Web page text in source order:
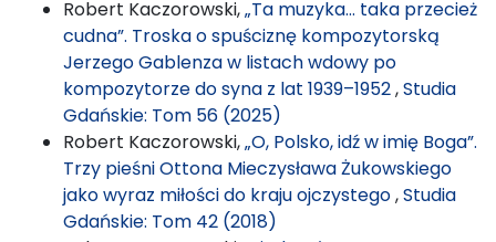
Robert Kaczorowski,„Ta muzyka… taka przecież
cudna”. Troska o spuściznę kompozytorską
Jerzego Gablenza w listach wdowy po
kompozytorze do syna z lat 1939–1952,Studia
Gdańskie: Tom 56 (2025)
Robert Kaczorowski,„O, Polsko, idź w imię Boga”.
Trzy pieśni Ottona Mieczysława Żukowskiego
jako wyraz miłości do kraju ojczystego,Studia
Gdańskie: Tom 42 (2018)